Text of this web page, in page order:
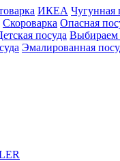
ИКЕА Чугунная
Скороварка Опасная
посуда Выбираем
Эмалированная